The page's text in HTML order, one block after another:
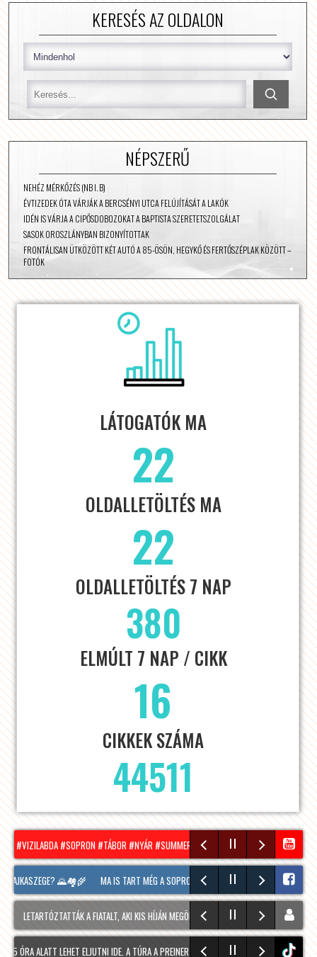
KERESÉS AZ OLDALON
NÉPSZERŰ
NEHÉZ MÉRKŐZÉS (NB I. B)
ÉVTIZEDEK ÓTA VÁRJÁK A BERCSÉNYI UTCA FELÚJÍTÁSÁT A LAKÓK
IDÉN IS VÁRJA A CIPŐSDOBOZOKAT A BAPTISTA SZERETETSZOLGÁLAT
SASOK OROSZLÁNYBAN BIZONYÍTOTTAK
FRONTÁLISAN ÜTKÖZÖTT KÉT AUTÓ A 85-ÖSÖN, HEGYKŐ ÉS FERTŐSZÉPLAK KÖZÖTT –
FOTÓK
LÁTOGATÓK MA
22
OLDALLETÖLTÉS MA
22
OLDALLETÖLTÉS 7 NAP
380
ELMÚLT 7 NAP / CIKK
16
CIKKEK SZÁMA
44511
#VIZILABDA #SOPRON #TÁBOR #NYÁR #SUMMER HÍRADÓ – 2026.08.05. –
PAJKASZEGE? 🌄🏘️🌾 MA IS TART MÉG A SOPRONI BORÜNNEP, 20 ÓRAKOR A
LETARTÓZTATTÁK A FIATALT, AKI KIS HÍJÁN MEGÖLT EGY 28 ÉVES FÉRFIT SOPRONBAN
ALATT LEHET ELJUTNI IDE. A TÚRA A PREINER GSCHEID PARKOLÓBÓL INDUL ÉS 1050
tiktok